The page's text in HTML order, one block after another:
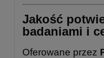
Jakość
badaniami i
Oferowane przez